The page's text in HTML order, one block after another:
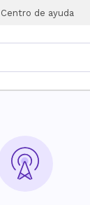
Centro de ayuda